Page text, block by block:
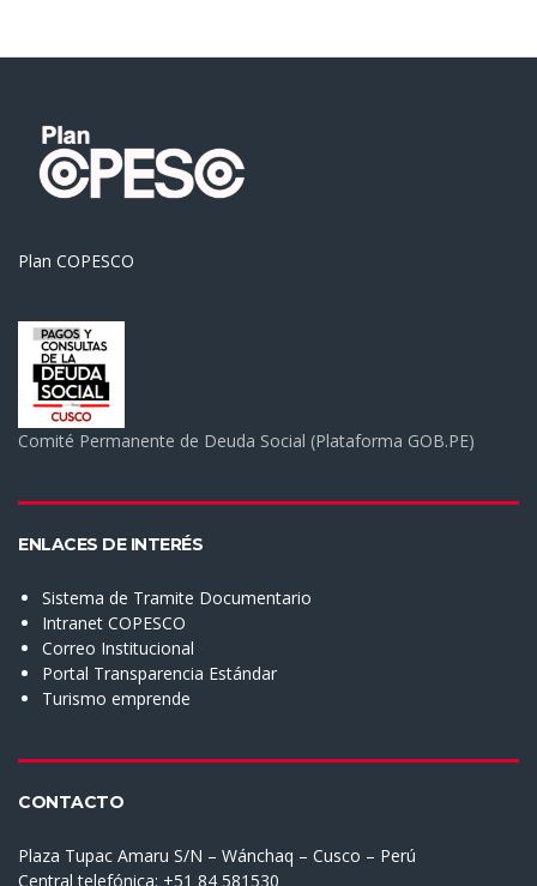
Plan COPESCO
Comité Permanente de Deuda Social (Plataforma GOB.PE)
ENLACES DE INTERÉS
Sistema de Tramite Documentario
Intranet COPESCO
Correo Institucional
Portal Transparencia Estándar
Turismo emprende
CONTACTO
Plaza Tupac Amaru S/N – Wánchaq – Cusco – Perú
Central telefónica: +51 84 581530